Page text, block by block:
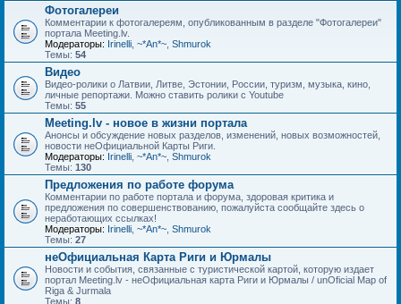
Фотогалереи
Комментарии к фотогалереям, опубликованным в разделе "Фотогалереи"
портала Meeting.lv.
Модераторы: Irinelli ~*An*~ Shmurok
Темы: 54
Видео
Видео-ролики о Латвии, Литве, Эстонии, России, туризм, музыка, кино,
личные репортажи. Можно ставить ролики с Youtube
Темы: 55
Meeting.lv - новое в жизни портала
Анонсы и обсуждение новых разделов, изменений, новых возможностей,
новости неОфициальной Карты Риги.
Модераторы: Irinelli ~*An*~ Shmurok
Темы: 130
Предложения по работе форума
Комментарии по работе портала и форума, здоровая критика и
предложения по совершенствованию, пожалуйста сообщайте здесь о
неработающих ссылках!
Модераторы: Irinelli ~*An*~ Shmurok
Темы: 27
неОфициальная Карта Риги и Юрмалы
Новости и события, связанные с туристической картой, которую издает
портал Meeting.lv - неОфициальная карта Риги и Юрмалы / unOficial Map of
Riga & Jurmala
Темы: 8